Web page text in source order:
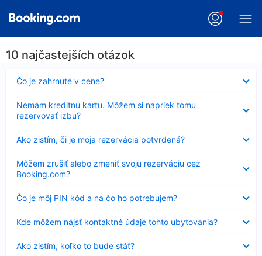
10 najčastejších otázok
Čo je zahrnuté v cene?
Nezobrazuje
sa
Nemám kreditnú kartu. Môžem si napriek tomu
rezervovať izbu?
sa
Ako zistím, či je moja rezervácia potvrdená?
sa
Môžem zrušiť alebo zmeniť svoju rezerváciu cez
Booking.com?
sa
Čo je môj PIN kód a na čo ho potrebujem?
Nezobrazuje
sa
Kde môžem nájsť kontaktné údaje tohto ubytovania?
sa
Ako zistím, koľko to bude stáť?
sa